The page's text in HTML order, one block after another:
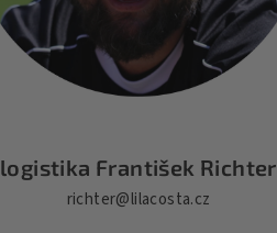
logistika František Richter
richter@lilacosta.cz